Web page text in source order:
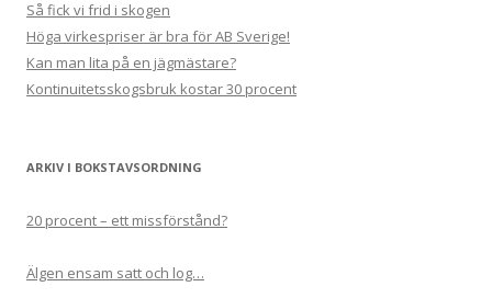
Så fick vi frid i skogen
Höga virkespriser är bra för AB Sverige!
Kan man lita på en jägmästare?
Kontinuitetsskogsbruk kostar 30 procent
ARKIV I BOKSTAVSORDNING
20 procent – ett missförstånd?
Älgen ensam satt och log…